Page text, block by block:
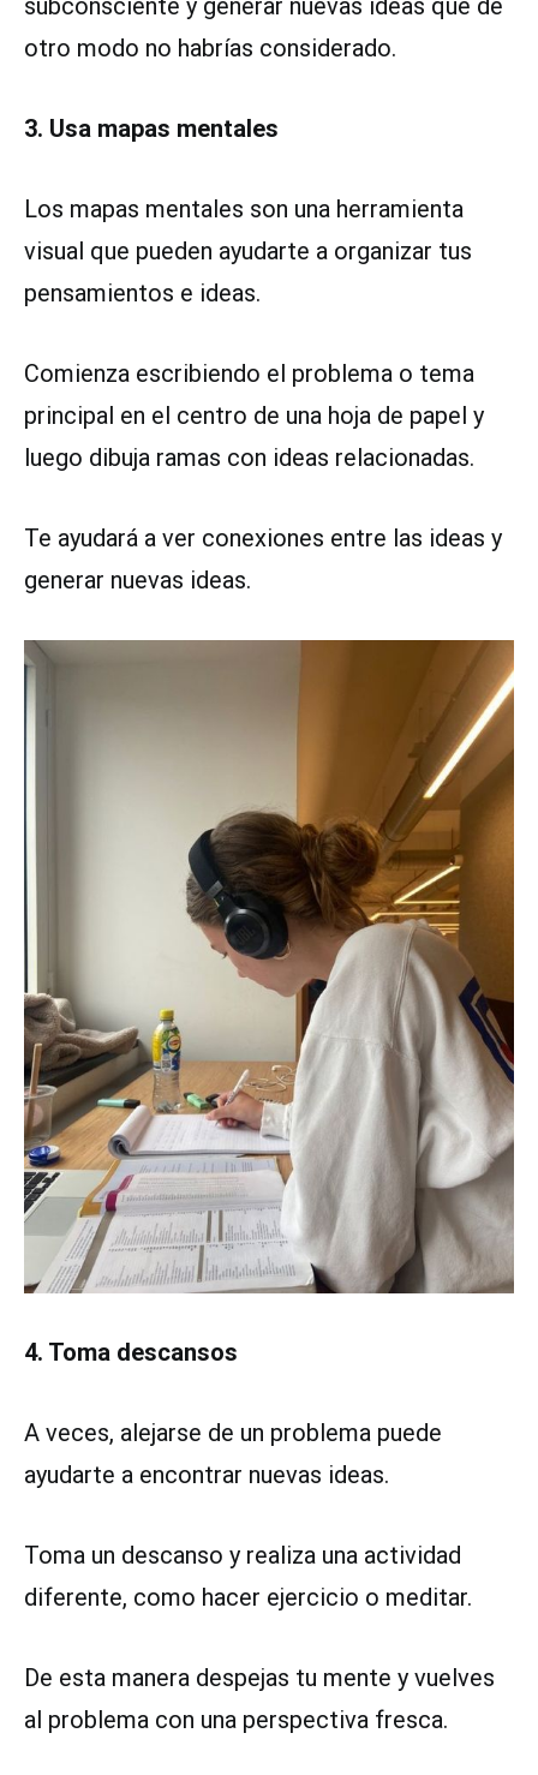
subconsciente y generar nuevas ideas que de
otro modo no habrías considerado.
3. Usa mapas mentales
Los mapas mentales son una herramienta
visual que pueden ayudarte a organizar tus
pensamientos e ideas.
Comienza escribiendo el problema o tema
principal en el centro de una hoja de papel y
luego dibuja ramas con ideas relacionadas.
Te ayudará a ver conexiones entre las ideas y
generar nuevas ideas.
4. Toma descansos
A veces, alejarse de un problema puede
ayudarte a encontrar nuevas ideas.
Toma un descanso y realiza una actividad
diferente, como hacer ejercicio o meditar.
De esta manera despejas tu mente y vuelves
al problema con una perspectiva fresca.